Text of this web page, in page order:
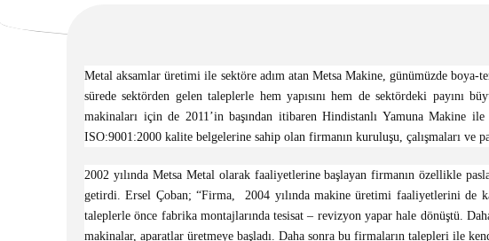
Metal aksamlar üretimi ile sektöre adım atan Metsa Makine, günümüzde
sürede sektörden gelen taleplerle hem yapısını hem de sektördeki
makinaları için de 2011’in başından itibaren Hindistanlı Yamuna Makine
ISO:9001:2000 kalite belgelerine sahip olan firmanın kuruluşu, çalışmaları
2002 yılında Metsa Metal olarak faaliyetlerine başlayan firmanın özellikle
getirdi. Ersel Çoban; “Firma, 2004 yılında makine üretimi faaliyetlerini de
taleplerle önce fabrika montajlarında tesisat – revizyon yapar hale dönüştü.
makinalar, aparatlar üretmeye başladı. Daha sonra bu firmaların talepleri ile